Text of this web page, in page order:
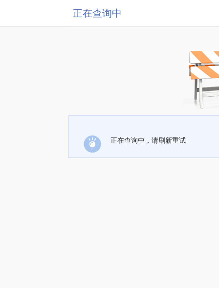
正在查询中
正在查询中，请刷新重试